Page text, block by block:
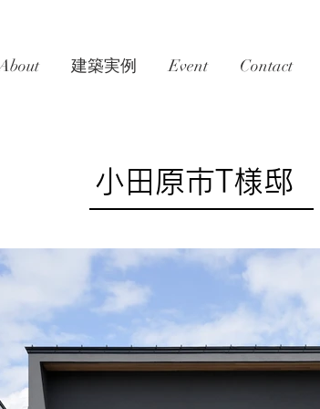
建築実例 Event Contact
小田原市T様邸